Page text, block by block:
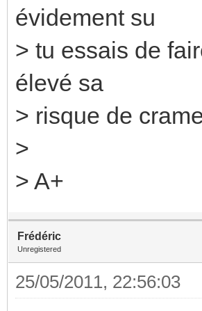
évidement su
> tu essais de
élevé sa
> risque de
>
> A+
Frédéric
Unregistered
25/05/2011, 22:56:03